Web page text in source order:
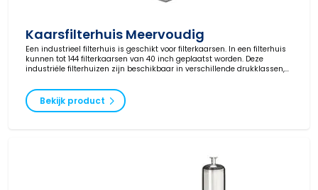
Kaarsfilterhuis Meervoudig
Een industrieel filterhuis is geschikt voor filterkaarsen. In een filterhuis
kunnen tot 144 filterkaarsen van 40 inch geplaatst worden. Deze
industriële filterhuizen zijn beschikbaar in verschillende drukklassen,
Bekijk product